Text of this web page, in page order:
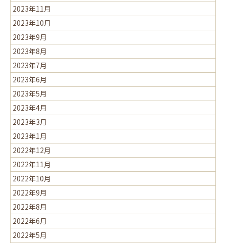
2023年11月
2023年10月
2023年9月
2023年8月
2023年7月
2023年6月
2023年5月
2023年4月
2023年3月
2023年1月
2022年12月
2022年11月
2022年10月
2022年9月
2022年8月
2022年6月
2022年5月